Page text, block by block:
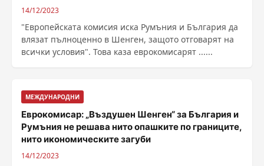
14/12/2023
"Европейската комисия иска Румъния и България да
влязат пълноценно в Шенген, защото отговарят на
всички условия". Това каза еврокомисарят ......
МЕЖДУНАРОДНИ
Еврокомисар: „Въздушен Шенген“ за България и
Румъния не решава нито опашките по границите,
нито икономическите загуби
14/12/2023